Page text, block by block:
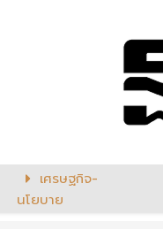
เศรษฐกิจ-
นโยบาย